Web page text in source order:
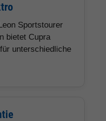
Sportstourer
bietet Cupra
unterschiedliche